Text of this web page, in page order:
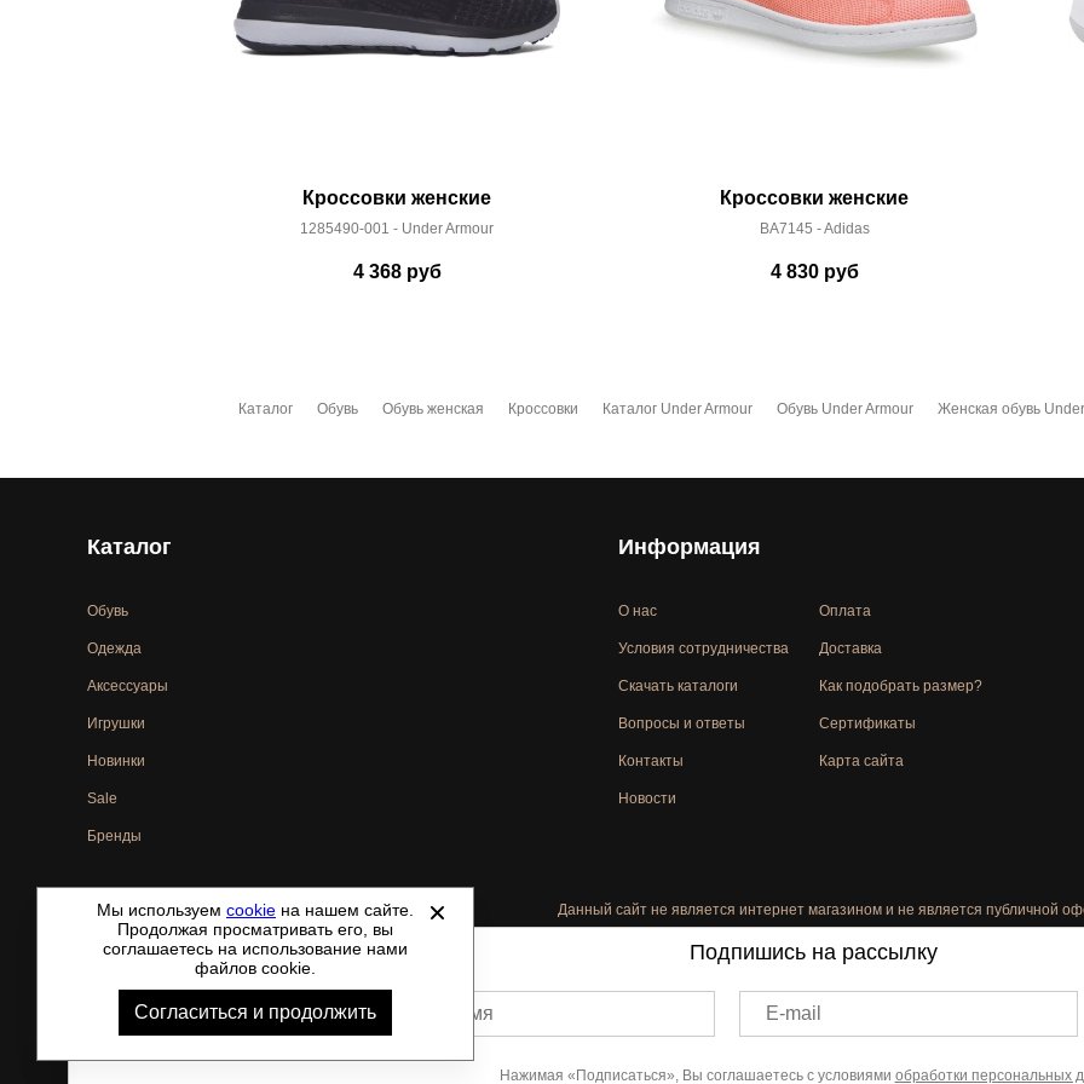
Кроссовки женские
1285490-001 - Under Armour
4 368руб
Кроссовки женские
BA7145 - Adidas
4 830руб
Каталог Обувь Обувь женская Кроссовки Каталог Under Armour Обувь Under Armour Женская обувь
Каталог
Обувь
Одежда
Аксессуары
Игрушки
Новинки
Sale
Бренды
Информация
О нас
Условия сотрудничества
Скачать каталоги
Вопросы и ответы
Контакты
Новости
Оплата
Доставка
Как подобрать размер?
Сертификаты
Карта сайта
©2021-2026 - ShoesTown.ru - все права защищены. Данный сайт не является интернет магазином и не является публичной
Мы используем cookie на нашем сайте.
Продолжая просматривать его, вы
соглашаетесь на использование нами
файлов cookie.
Согласиться и продолжить
Подпишись на рассылку
Ваше имя E-mail
Нажимая «Подписаться», Вы соглашаетесь с условиями обработки персональных